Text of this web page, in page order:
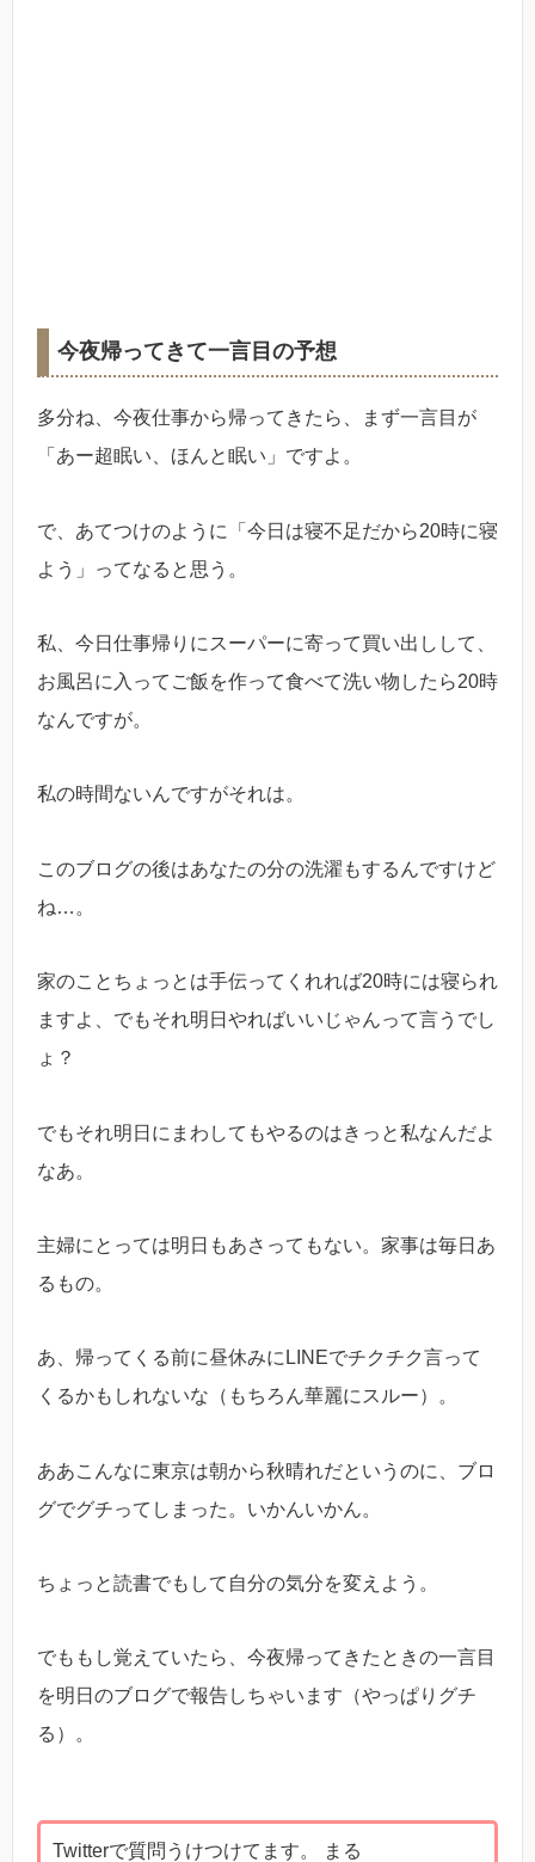
今夜帰ってきて一言目の予想
多分ね、今夜仕事から帰ってきたら、まず一言目が
「あー超眠い、ほんと眠い」ですよ。
で、あてつけのように「今日は寝不足だから20時に寝
よう」ってなると思う。
私、今日仕事帰りにスーパーに寄って買い出しして、
お風呂に入ってご飯を作って食べて洗い物したら20時
なんですが。
私の時間ないんですがそれは。
このブログの後はあなたの分の洗濯もするんですけど
ね…。
家のことちょっとは手伝ってくれれば20時には寝られ
ますよ、でもそれ明日やればいいじゃんって言うでし
ょ？
でもそれ明日にまわしてもやるのはきっと私なんだよ
なあ。
主婦にとっては明日もあさってもない。家事は毎日あ
るもの。
あ、帰ってくる前に昼休みにLINEでチクチク言って
くるかもしれないな（もちろん華麗にスルー）。
ああこんなに東京は朝から秋晴れだというのに、ブロ
グでグチってしまった。いかんいかん。
ちょっと読書でもして自分の気分を変えよう。
でももし覚えていたら、今夜帰ってきたときの一言目
を明日のブログで報告しちゃいます（やっぱりグチ
る）。
Twitterで質問うけつけてます。 まる